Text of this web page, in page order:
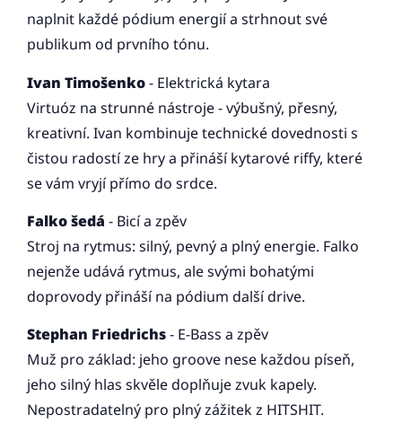
naplnit každé pódium energií a strhnout své
publikum od prvního tónu.
Ivan Timošenko- Elektrická kytara
Virtuóz na strunné nástroje - výbušný, přesný,
kreativní. Ivan kombinuje technické dovednosti s
čistou radostí ze hry a přináší kytarové riffy, které
se vám vryjí přímo do srdce.
Falko šedá - Bicí a zpěv
Stroj na rytmus: silný, pevný a plný energie. Falko
nejenže udává rytmus, ale svými bohatými
doprovody přináší na pódium další drive.
Stephan Friedrichs- E-Bass a zpěv
Muž pro základ: jeho groove nese každou píseň,
jeho silný hlas skvěle doplňuje zvuk kapely.
Nepostradatelný pro plný zážitek z HITSHIT.